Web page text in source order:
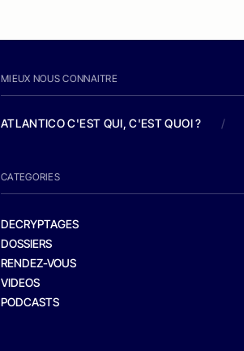
MIEUX NOUS CONNAITRE
ATLANTICO C'EST QUI, C'EST QUOI ? /
CATEGORIES
DECRYPTAGES
DOSSIERS
RENDEZ-VOUS
VIDEOS
PODCASTS